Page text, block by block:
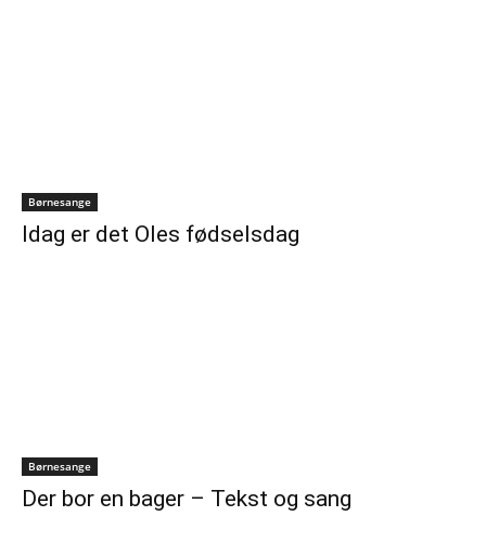
Børnesange
Idag er det Oles fødselsdag
Børnesange
Der bor en bager – Tekst og sang